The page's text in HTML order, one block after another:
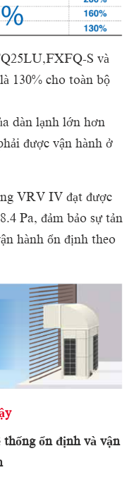
S và
130% cho toàn bộ
dàn lạnh lớn hơn
được vận hành ở
VRV IV đạt được
Pa, đảm bảo sự tản
hành ổn định theo
ổn định và vận